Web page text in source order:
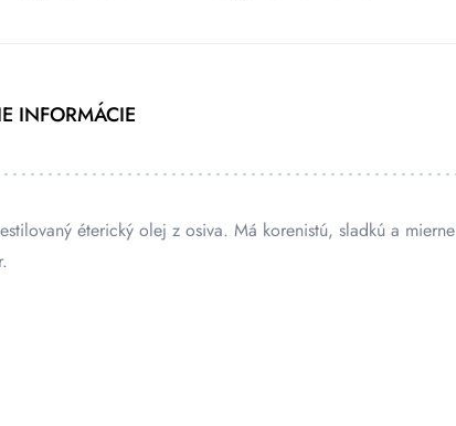
INFORMÁCIE
éterický olej z osiva. Má korenistú, sladkú a mierne